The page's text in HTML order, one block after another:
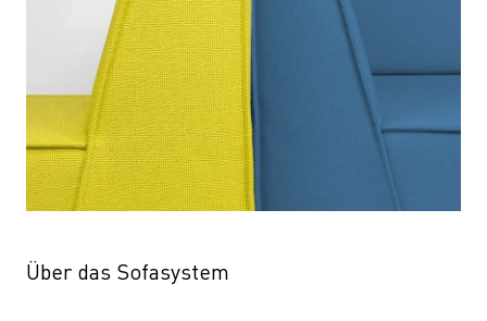
Über das Sofasystem